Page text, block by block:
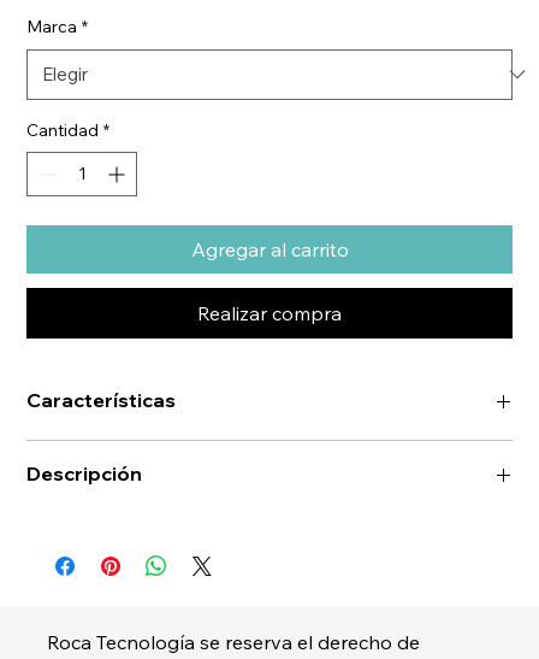
Roca Tecnología se reserva el derecho de
Marca *
Cantidad *
Agregar al carrito
Realizar compra
Características
Descripción